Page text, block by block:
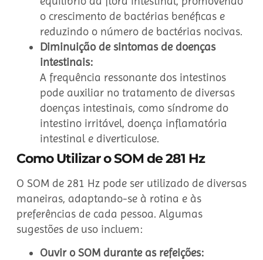
o crescimento de bactérias benéficas e
reduzindo o número de bactérias nocivas.
Diminuição de sintomas de doenças
intestinais:
A frequência ressonante dos intestinos
pode auxiliar no tratamento de diversas
doenças intestinais, como síndrome do
intestino irritável, doença inflamatória
intestinal e diverticulose.
Como Utilizar o SOM de 281 Hz
O SOM de 281 Hz pode ser utilizado de diversas
maneiras, adaptando-se à rotina e às
preferências de cada pessoa. Algumas
sugestões de uso incluem:
Ouvir o SOM durante as refeições: